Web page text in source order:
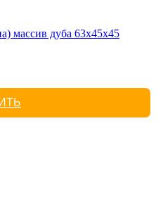
массив дуба 63х45х45